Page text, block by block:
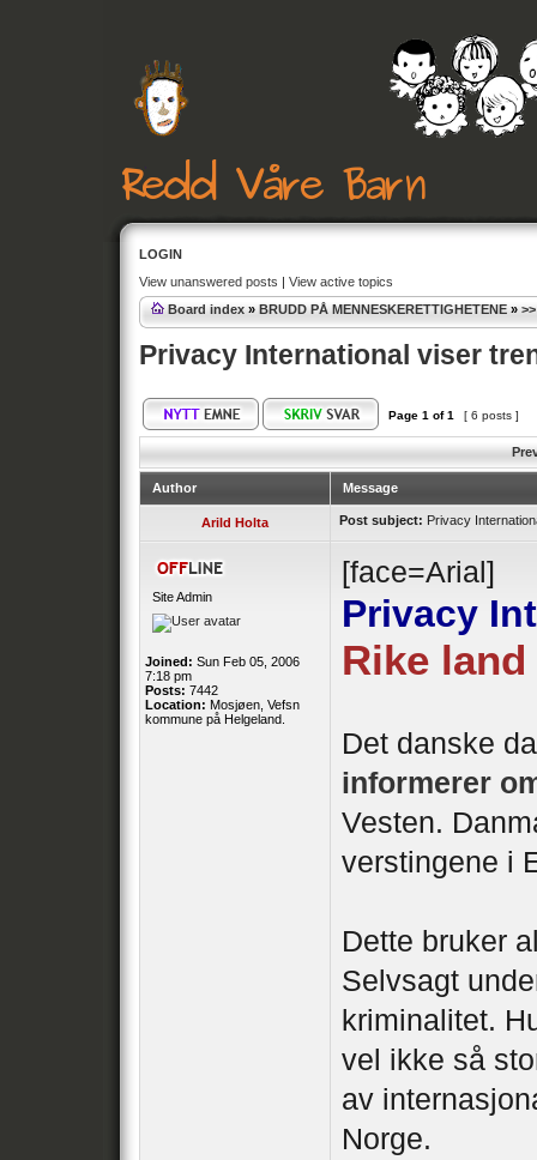
LOGIN
View unanswered posts | View active topics
Board index » BRUDD PÅ MENNESKERETTIGHETENE »
Privacy International viser
Page 1 of1 [ 6 posts ]
Author Message
Arild Holta Post subject: Privacy
Site Admin
Joined: Sun Feb 05, 2006
7:18 pm
Posts: 7442
Location: Mosjøen, Vefsn
kommune på Helgeland.
[face=Arial]
Privacy
Rike
Det danske
informerer
Vesten.
verstingene i
Dette bruker
Selvsagt
kriminalitet.
vel ikke så
av
Norge.